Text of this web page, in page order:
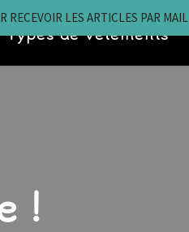
Types de vêtements
!
RECEVOIR LES ARTICLES PAR MAIL